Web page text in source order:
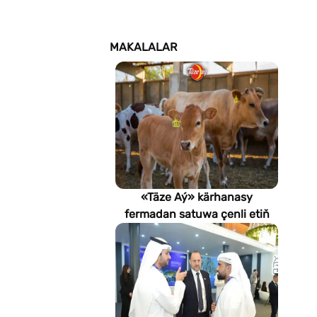
MAKALALAR
«Täze Aý» kärhanasy
fermadan satuwa çenli etiň
hilini nädip gözegçilikde
saklaýar?